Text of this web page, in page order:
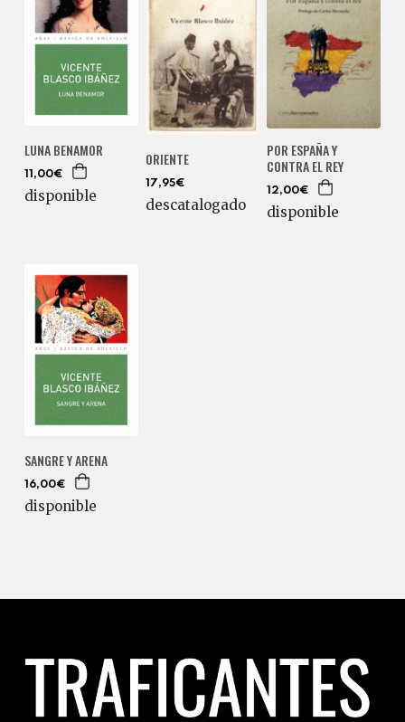
LUNA BENAMOR
11,00€
disponible
ORIENTE
17,95€
descatalogado
POR ESPAÑA Y
CONTRA EL REY
12,00€
disponible
SANGRE Y ARENA
16,00€
disponible